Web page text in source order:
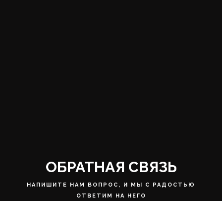
ОБРАТНАЯ СВЯЗЬ
НАПИШИТЕ НАМ ВОПРОС, И МЫ С РАДОСТЬЮ
ОТВЕТИМ НА НЕГО